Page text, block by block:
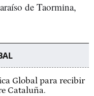
de Taormina,
Global para recibir
Cataluña.